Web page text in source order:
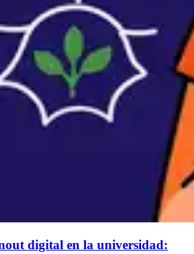
digital en la universidad: